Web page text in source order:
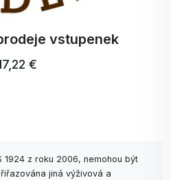
Profi Ultra Care+
5,15 €
1924 z roku 2006, nemohou být
jiná výživová a